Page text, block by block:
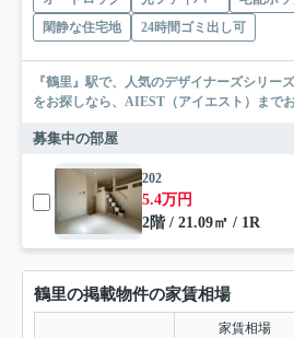
閑静な住宅地
24時間ゴミ出し可
『鶴里』駅で、人気のデザイナーズシリー
をお探しなら、AIEST（アイエスト）まで
募集中の部屋
202
5.4万円
2階 / 21.09㎡ / 1R
鶴里の掲載物件の家賃相場
家賃相場